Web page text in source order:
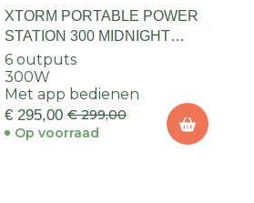
XTORM PORTABLE POWER
STATION 300 MIDNIGHT
BLACK
6 outputs
300W
Met app bedienen
€ 295,00 € 299,00
Op voorraad